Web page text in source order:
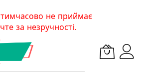
тимчасово не приймає
за незручності.